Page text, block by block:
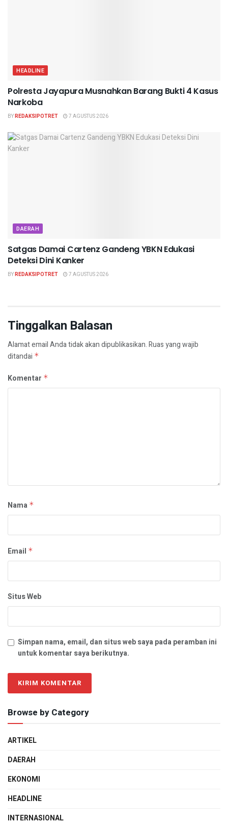
HEADLINE
Polresta Jayapura Musnahkan Barang Bukti 4 Kasus
Narkoba
BYREDAKSIPOTRET 7 AGUSTUS 2026
DAERAH
Satgas Damai Cartenz Gandeng YBKN Edukasi
Deteksi Dini Kanker
BYREDAKSIPOTRET 7 AGUSTUS 2026
Tinggalkan Balasan
Alamat email Anda tidak akan dipublikasikan.Ruas yang wajib
ditandai *
Komentar *
Nama *
Email *
Situs Web
Simpan nama, email, dan situs web saya pada peramban ini
untuk komentar saya berikutnya.
Browse by Category
ARTIKEL
DAERAH
EKONOMI
HEADLINE
INTERNASIONAL